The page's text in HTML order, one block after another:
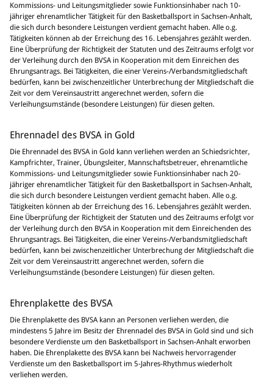
Kommissions- und Leitungsmitglieder sowie Funktionsinhaber nach 10-
jähriger ehrenamtlicher Tätigkeit für den Basketballsport in Sachsen-Anhalt,
die sich durch besondere Leistungen verdient gemacht haben. Alle o.g.
Tätigkeiten können ab der Erreichung des 16. Lebensjahres gezählt werden.
Eine Überprüfung der Richtigkeit der Statuten und des Zeitraums erfolgt vor
der Verleihung durch den BVSA in Kooperation mit dem Einreichen des
Ehrungsantrags. Bei Tätigkeiten, die einer Vereins-/Verbandsmitgliedschaft
bedürfen, kann bei zwischenzeitlicher Unterbrechung der Mitgliedschaft die
Zeit vor dem Vereinsaustritt angerechnet werden, sofern die
Verleihungsumstände (besondere Leistungen) für diesen gelten.
Ehrennadel des BVSA in Gold
Die Ehrennadel des BVSA in Gold kann verliehen werden an Schiedsrichter,
Kampfrichter, Trainer, Übungsleiter, Mannschaftsbetreuer, ehrenamtliche
Kommissions- und Leitungsmitglieder sowie Funktionsinhaber nach 20-
jähriger ehrenamtlicher Tätigkeit für den Basketballsport in Sachsen-Anhalt,
die sich durch besondere Leistungen verdient gemacht haben. Alle o.g.
Tätigkeiten können ab der Erreichung des 16. Lebensjahres gezählt werden.
Eine Überprüfung der Richtigkeit der Statuten und des Zeitraums erfolgt vor
der Verleihung durch den BVSA in Kooperation mit dem Einreichenden des
Ehrungsantrags. Bei Tätigkeiten, die einer Vereins-/Verbandsmitgliedschaft
bedürfen, kann bei zwischenzeitlicher Unterbrechung der Mitgliedschaft die
Zeit vor dem Vereinsaustritt angerechnet werden, sofern die
Verleihungsumstände (besondere Leistungen) für diesen gelten.
Ehrenplakette des BVSA
Die Ehrenplakette des BVSA kann an Personen verliehen werden, die
mindestens 5 Jahre im Besitz der Ehrennadel des BVSA in Gold sind und sich
besondere Verdienste um den Basketballsport in Sachsen-Anhalt erworben
haben. Die Ehrenplakette des BVSA kann bei Nachweis hervorragender
Verdienste um den Basketballsport im 5-Jahres-Rhythmus wiederholt
verliehen werden.